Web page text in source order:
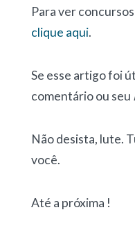
Para ver
clique aqui.
Se esse artigo foi
comentário ou seu
Não desista, lute.
você.
Até a próxima !